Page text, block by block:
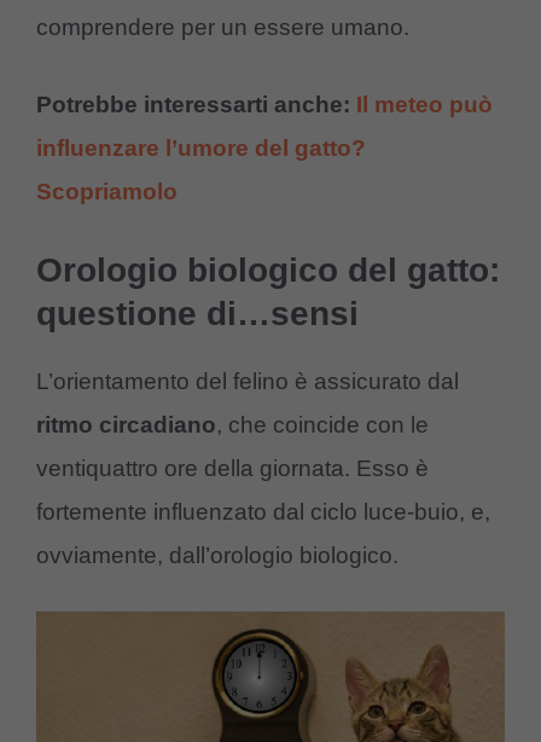
comprendere per un essere umano.
Potrebbe interessarti anche: Il meteo può
influenzare l’umore del gatto?
Scopriamolo
Orologio biologico del gatto:
questione di…sensi
L’orientamento del felino è assicurato dal
ritmo circadiano, che coincide con le
ventiquattro ore della giornata. Esso è
fortemente influenzato dal ciclo luce-buio, e,
ovviamente, dall’orologio biologico.